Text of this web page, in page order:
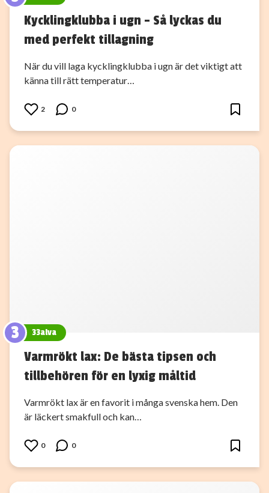
Kycklingklubba i ugn – Så lyckas du
med perfekt tillagning
När du vill laga kycklingklubba i ugn är det viktigt att
känna till rätt temperatur…
2 0
3 33alva
Varmrökt lax: De bästa tipsen och
tillbehören för en lyxig måltid
Varmrökt lax är en favorit i många svenska hem. Den
är läckert smakfull och kan…
0 0